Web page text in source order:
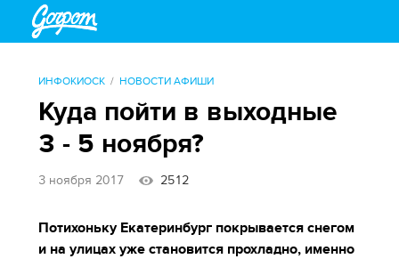
ИНФОКИОСК НОВОСТИ АФИШИ
Куда пойти в выходные
3 - 5 ноября?
3 ноября 2017 2512
Потихоньку Екатеринбург покрывается снегом
и на улицах уже становится прохладно, именно